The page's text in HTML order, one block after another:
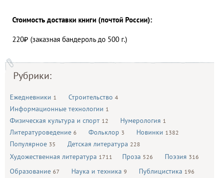
Рубрики:
Ежедневники 1 Строительство 4
Информационные технологии 1
Физическая культура и спорт 12 Нумерология 1
Литературоведение 6 Фольклор 3 Новинки 1382
Популярное 35 Детская литература 228
Художественная литература 1711 Проза 526 Поэзия 316
Образование 67 Наука и техника 9 Публицистика 196
Стоимость доставки книги (почтой России):
220₽ (заказная бандероль до 500 г.)